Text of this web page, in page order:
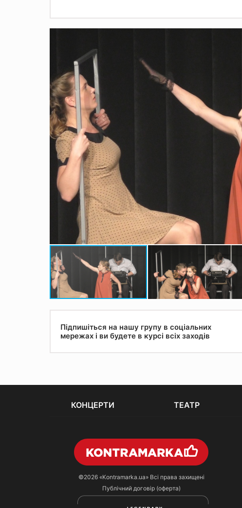
Підпишіться на нашу групу в соціальних
мережах і ви будете в курсі всіх заходів
КОНЦЕРТИ ТЕАТР
©2026 «Kontramarka.ua»Всі права захищені
Публічний договір (оферта)